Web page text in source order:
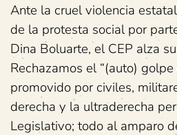
Ante la cruel violencia
de la protesta social por
Dina Boluarte, el CEP alza
Rechazamos el “(auto) golpe
promovido por civiles,
derecha y la ultraderecha
Legislativo; todo al amparo